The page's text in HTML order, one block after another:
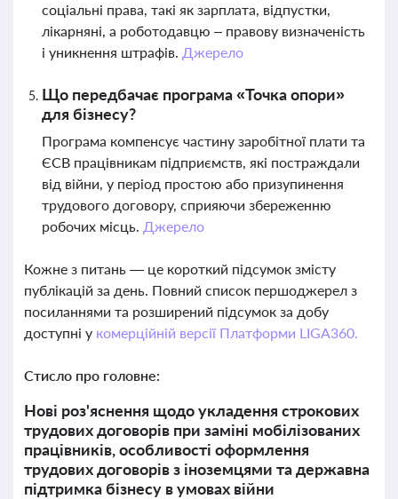
соціальні права, такі як зарплата, відпустки,
лікарняні, а роботодавцю – правову визначеність
і уникнення штрафів. Джерело
Що передбачає програма «Точка опори»
для бізнесу?
Програма компенсує частину заробітної плати та
ЄСВ працівникам підприємств, які постраждали
від війни, у період простою або призупинення
трудового договору, сприяючи збереженню
робочих місць. Джерело
Кожне з питань — це короткий підсумок змісту
публікацій за день. Повний список першоджерел з
посиланнями та розширений підсумок за добу
доступні у комерційній версії Платформи LIGA360.
Стисло про головне:
Нові роз'яснення щодо укладення строкових
трудових договорів при заміні мобілізованих
працівників, особливості оформлення
трудових договорів з іноземцями та державна
підтримка бізнесу в умовах війни